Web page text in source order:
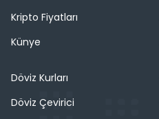
Kripto Fiyatları
Künye
Döviz Kurları
Döviz Çevirici